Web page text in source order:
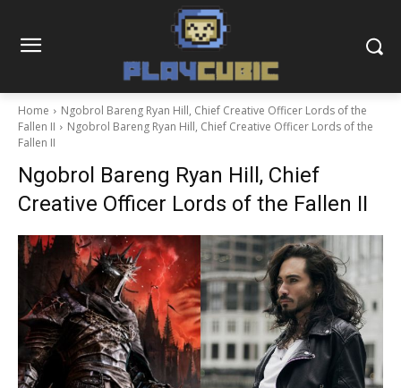
Home
Ngobrol Bareng Ryan Hill, Chief Creative Officer Lords of the
Fallen II
Ngobrol Bareng Ryan Hill, Chief Creative Officer Lords of the
Fallen II
Ngobrol Bareng Ryan Hill, Chief
Creative Officer Lords of the Fallen II